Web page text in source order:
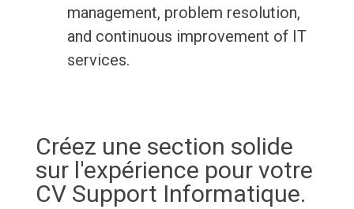
management, problem resolution,
and continuous improvement of IT
services.
Créez une section solide
sur l'expérience pour votre
CV Support Informatique.